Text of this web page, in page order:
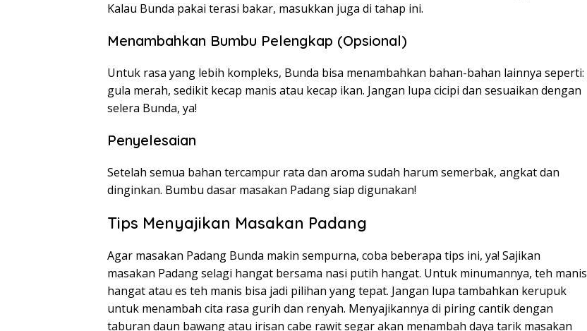
Kalau Bunda pakai terasi bakar, masukkan juga di tahap ini.
Menambahkan Bumbu Pelengkap (Opsional)
Untuk rasa yang lebih kompleks, Bunda bisa menambahkan bahan-bahan lainnya seperti:
gula merah, sedikit kecap manis atau kecap ikan. Jangan lupa cicipi dan sesuaikan dengan
selera Bunda, ya!
Penyelesaian
Setelah semua bahan tercampur rata dan aroma sudah harum semerbak, angkat dan
dinginkan. Bumbu dasar masakan Padang siap digunakan!
Tips Menyajikan Masakan Padang
Agar masakan Padang Bunda makin sempurna, coba beberapa tips ini, ya! Sajikan
masakan Padang selagi hangat bersama nasi putih hangat. Untuk minumannya, teh manis
hangat atau es teh manis bisa jadi pilihan yang tepat. Jangan lupa tambahkan kerupuk
untuk menambah cita rasa gurih dan renyah. Menyajikannya di piring cantik dengan
taburan daun bawang atau irisan cabe rawit segar akan menambah daya tarik masakan